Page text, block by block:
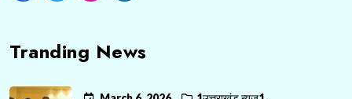
Tranding News